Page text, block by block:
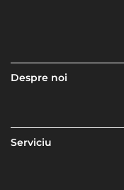
Despre noi
Serviciu